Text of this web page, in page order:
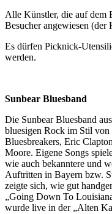
Alle Künstler, die auf dem
Besucher angewiesen
Es dürfen Picknick-
werden.
Sunbear Bluesband
Die Sunbear Bluesband
bluesigen Rock im Stil
Bluesbreakers, Eric
Moore. Eigene Songs
wie auch bekanntere und
Auftritten in Bayern bzw.
zeigte sich, wie gut
„Going Down To
wurde live in der „Alten